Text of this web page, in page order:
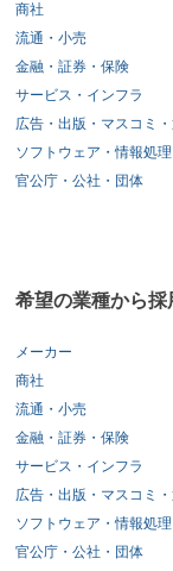
商社
流通・小売
金融・証券・保険
サービス・インフラ
広告・出版・マスコミ
ソフトウェア・情報処理
官公庁・公社・団体
希望の業種から採
メーカー
商社
流通・小売
金融・証券・保険
サービス・インフラ
広告・出版・マスコミ
ソフトウェア・情報処理
官公庁・公社・団体